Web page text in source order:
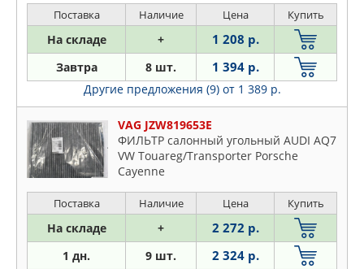
фургон 03-
Поставка Наличие Цена Купить
На складе + 1 208 р.
Завтра 8 шт. 1 394 р.
Другие предложения (9) от 1 389 р.
VAG JZW819653E
ФИЛЬТР салонный угольный AUDI AQ7
VW Touareg/Transporter Porsche
Cayenne
Поставка Наличие Цена Купить
На складе + 2 272 р.
1 дн. 9 шт. 2 324 р.